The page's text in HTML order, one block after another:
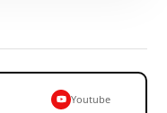
Youtube